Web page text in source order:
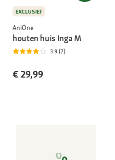
EXCLUSIEF
AniOne
houten huis Inga M
3.9 (7)
€ 29,99